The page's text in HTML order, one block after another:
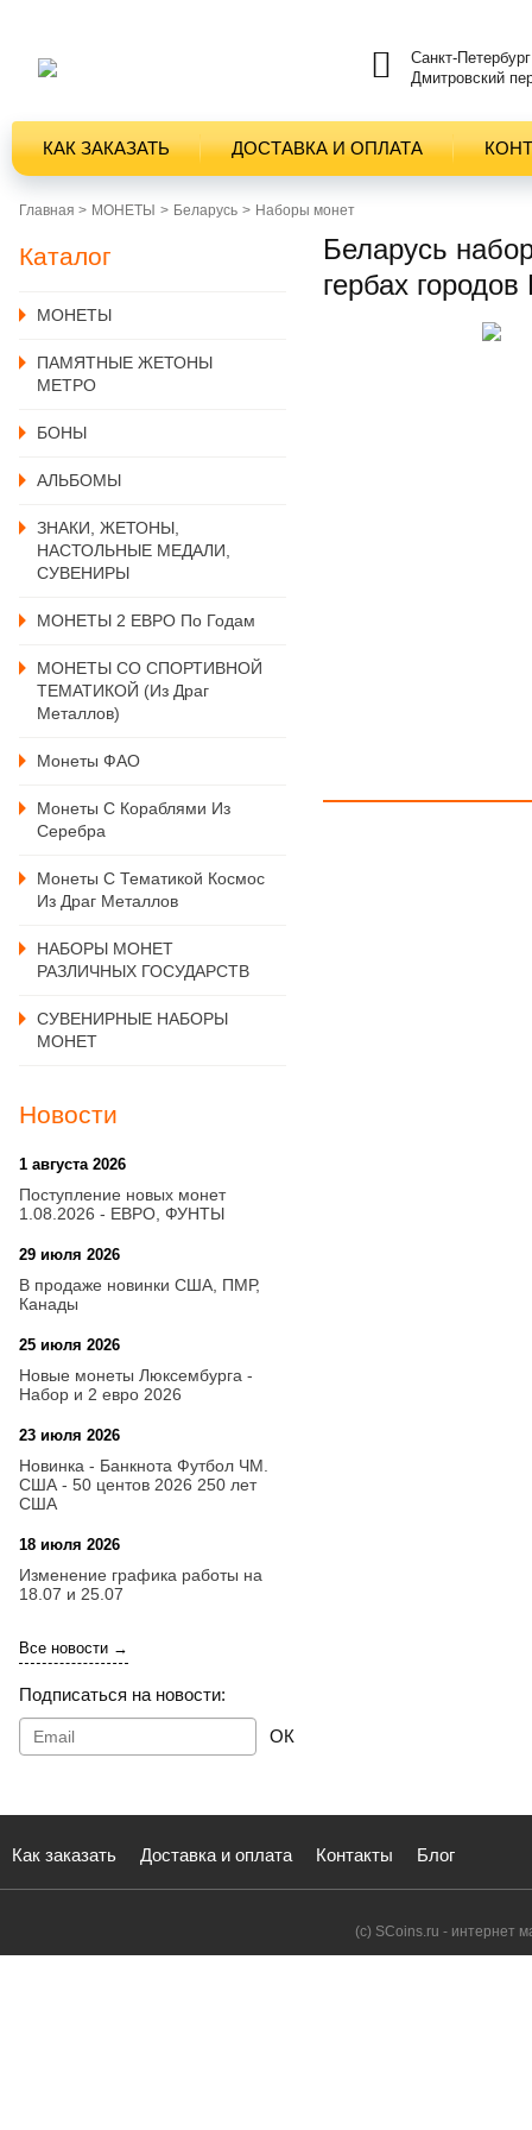
Санкт-Петербург
Дмитровский
КАК ЗАКАЗАТЬ ДОСТАВКА И ОПЛАТА
Главная > MОНЕТЫ Беларусь Наборы монет
Каталог
MОНЕТЫ
ПАМЯТНЫЕ ЖЕТОНЫ
МЕТРО
БОНЫ
АЛЬБОМЫ
ЗНАКИ, ЖЕТОНЫ,
НАСТОЛЬНЫЕ МЕДАЛИ,
СУВЕНИРЫ
МОНЕТЫ 2 ЕВРО По Годам
МОНЕТЫ СО СПОРТИВНОЙ
ТЕМАТИКОЙ (из Драг
Металлов)
Монеты ФАО
Монеты С Кораблями Из
Серебра
Монеты С Тематикой Космос
Из Драг Металлов
НАБОРЫ МОНЕТ
РАЗЛИЧНЫХ ГОСУДАРСТВ
СУВЕНИРНЫЕ НАБОРЫ
МОНЕТ
Новости
1 августа 2026
Поступление новых монет
1.08.2026 - ЕВРО, ФУНТЫ
29 июля 2026
В продаже новинки США, ПМР,
Канады
25 июля 2026
Новые монеты Люксембурга -
Набор и 2 евро 2026
23 июля 2026
Новинка - Банкнота Футбол ЧМ.
США - 50 центов 2026 250 лет
США
18 июля 2026
Изменение графика работы на
18.07 и 25.07
Все новости →
Подписаться на новости:
ОК
Беларусь
гербах
Как заказать Доставка и оплата Контакты Блог
(с) SCoins.ru - интернет